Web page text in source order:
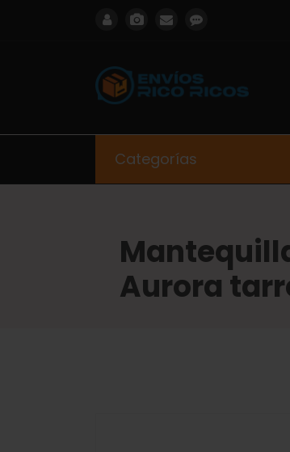
Categorías
Aurora